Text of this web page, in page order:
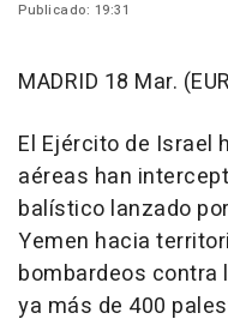
Publicado: 19:31
MADRID 18 Mar.
El Ejército de Israel
aéreas han
balístico lanzado
Yemen hacia
bombardeos contra
ya más de 400